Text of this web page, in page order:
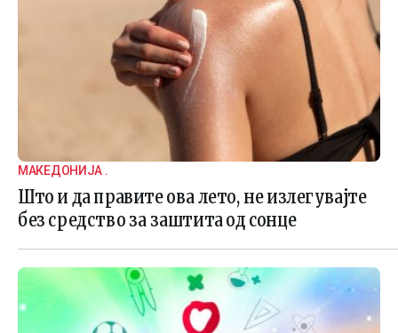
МАКЕДОНИЈА .
Што и да правите ова лето, не излегувајте
без средство за заштита од сонце